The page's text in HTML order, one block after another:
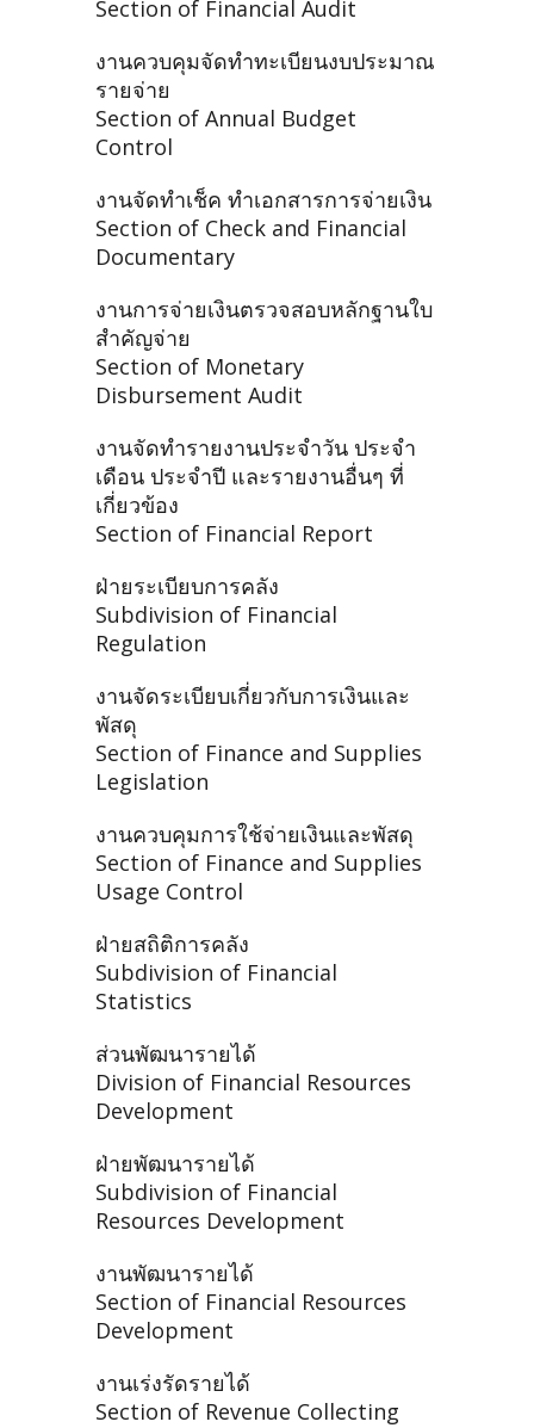
Section of Financial Audit
งานควบคุมจัดทำทะเบียนงบประมาณ
รายจ่าย
Section of Annual Budget
Control
งานจัดทำเช็ค ทำเอกสารการจ่ายเงิน
Section of Check and Financial
Documentary
งานการจ่ายเงินตรวจสอบหลักฐานใบ
สำคัญจ่าย
Section of Monetary
Disbursement Audit
งานจัดทำรายงานประจำวัน ประจำ
เดือน ประจำปี และรายงานอื่นๆ ที่
เกี่ยวข้อง
Section of Financial Report
ฝ่ายระเบียบการคลัง
Subdivision of Financial
Regulation
งานจัดระเบียบเกี่ยวกับการเงินและ
พัสดุ
Section of Finance and Supplies
Legislation
งานควบคุมการใช้จ่ายเงินและพัสดุ
Section of Finance and Supplies
Usage Control
ฝ่ายสถิติการคลัง
Subdivision of Financial
Statistics
ส่วนพัฒนารายได้
Division of Financial Resources
Development
ฝ่ายพัฒนารายได้
Subdivision of Financial
Resources Development
งานพัฒนารายได้
Section of Financial Resources
Development
งานเร่งรัดรายได้
Section of Revenue Collecting